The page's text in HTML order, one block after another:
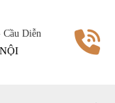
Diễn